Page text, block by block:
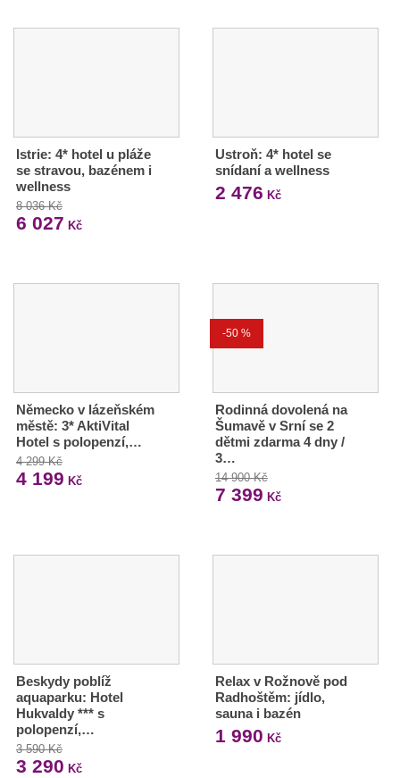
Istrie: 4* hotel u pláže
se stravou, bazénem i
wellness
8 036 Kč
6 027 Kč
Ustroň: 4* hotel se
snídaní a wellness
2 476 Kč
Německo v lázeňském
městě: 3* AktiVital
Hotel s polopenzí,…
4 299 Kč
4 199 Kč
-50 %
Rodinná dovolená na
Šumavě v Srní se 2
dětmi zdarma 4 dny /
3…
14 900 Kč
7 399 Kč
Beskydy poblíž
aquaparku: Hotel
Hukvaldy *** s
polopenzí,…
3 590 Kč
3 290 Kč
Relax v Rožnově pod
Radhoštěm: jídlo,
sauna i bazén
1 990 Kč